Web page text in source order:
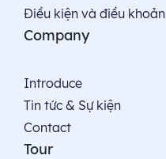
Điều kiện và điều khoản
Company
Introduce
Tin tức & Sự kiện
Contact
Tour